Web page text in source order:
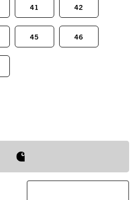
41 42
45 46